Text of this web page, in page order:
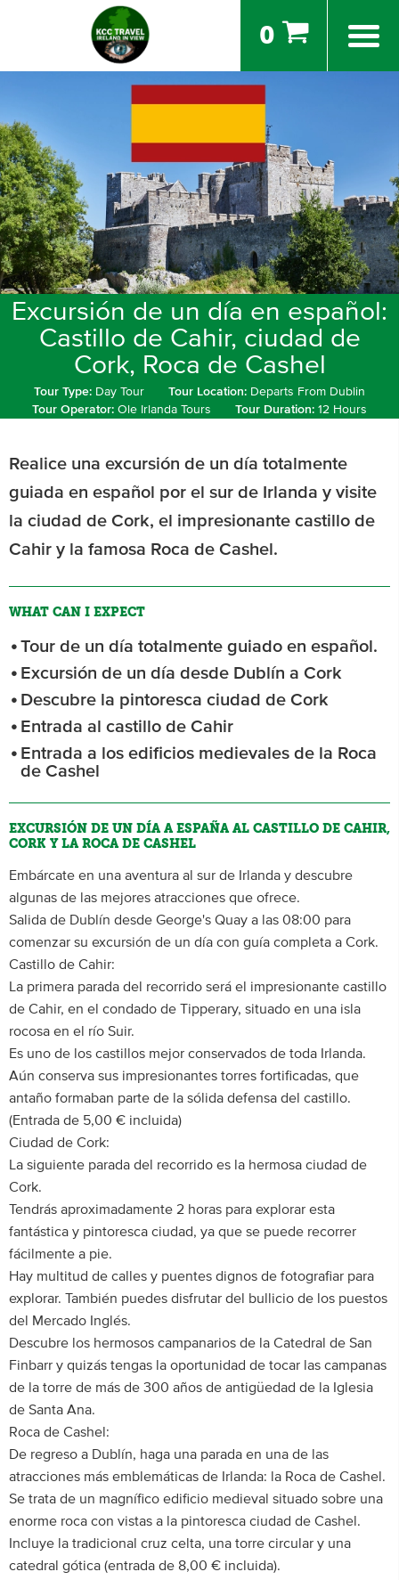
0
Excursión de un día en español:
Castillo de Cahir, ciudad de
Cork, Roca de Cashel
Tour Type: Day Tour Tour Location: Departs From Dublin
Tour Operator:Ole Irlanda Tours Tour Duration: 12 Hours
Realice una excursión de un día totalmente
guiada en español por el sur de Irlanda y visite
la ciudad de Cork, el impresionante castillo de
Cahir y la famosa Roca de Cashel.
WHAT CAN I EXPECT
Tour de un día totalmente guiado en español.
Excursión de un día desde Dublín a Cork
Descubre la pintoresca ciudad de Cork
Entrada al castillo de Cahir
Entrada a los edificios medievales de la Roca
de Cashel
EXCURSIÓN DE UN DÍA A ESPAÑA AL CASTILLO DE CAHIR,
CORK Y LA ROCA DE CASHEL
Embárcate en una aventura al sur de Irlanda y descubre
algunas de las mejores atracciones que ofrece.
Salida de Dublín desde George's Quay a las 08:00 para
comenzar su excursión de un día con guía completa a Cork.
Castillo de Cahir:
La primera parada del recorrido será el impresionante castillo
de Cahir, en el condado de Tipperary, situado en una isla
rocosa en el río Suir.
Es uno de los castillos mejor conservados de toda Irlanda.
Aún conserva sus impresionantes torres fortificadas, que
antaño formaban parte de la sólida defensa del castillo.
(Entrada de 5,00 € incluida)
Ciudad de Cork:
La siguiente parada del recorrido es la hermosa ciudad de
Cork.
Tendrás aproximadamente 2 horas para explorar esta
fantástica y pintoresca ciudad, ya que se puede recorrer
fácilmente a pie.
Hay multitud de calles y puentes dignos de fotografiar para
explorar. También puedes disfrutar del bullicio de los puestos
del Mercado Inglés.
Descubre los hermosos campanarios de la Catedral de San
Finbarr y quizás tengas la oportunidad de tocar las campanas
de la torre de más de 300 años de antigüedad de la Iglesia
de Santa Ana.
Roca de Cashel:
De regreso a Dublín, haga una parada en una de las
atracciones más emblemáticas de Irlanda: la Roca de Cashel.
Se trata de un magnífico edificio medieval situado sobre una
enorme roca con vistas a la pintoresca ciudad de Cashel.
Incluye la tradicional cruz celta, una torre circular y una
catedral gótica (entrada de 8,00 € incluida).